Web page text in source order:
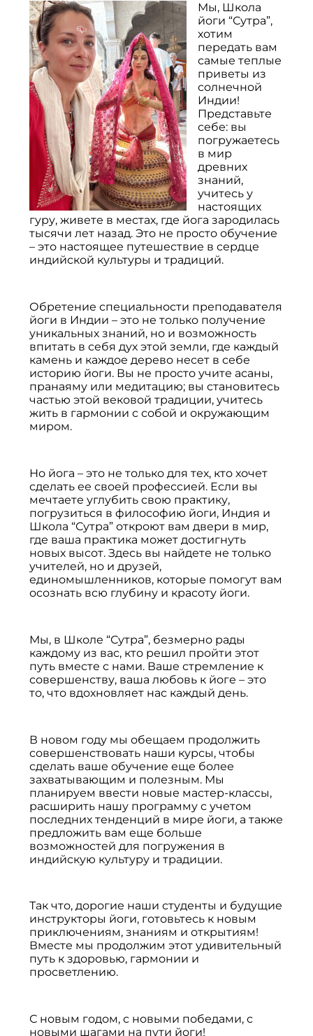
Мы, Школа
йоги “Сутра”,
хотим
передать вам
самые теплые
приветы из
солнечной
Индии!
Представьте
себе: вы
погружаетесь
в мир
древних
знаний,
учитесь у
настоящих
гуру, живете в местах, где йога зародилась
тысячи лет назад. Это не просто обучение
– это настоящее путешествие в сердце
индийской культуры и традиций.
Обретение специальности преподавателя
йоги в Индии – это не только получение
уникальных знаний, но и возможность
впитать в себя дух этой земли, где каждый
камень и каждое дерево несет в себе
историю йоги. Вы не просто учите асаны,
пранаяму или медитацию; вы становитесь
частью этой вековой традиции, учитесь
жить в гармонии с собой и окружающим
миром.
Но йога – это не только для тех, кто хочет
сделать ее своей профессией. Если вы
мечтаете углубить свою практику,
погрузиться в философию йоги, Индия и
Школа “Сутра” откроют вам двери в мир,
где ваша практика может достигнуть
новых высот. Здесь вы найдете не только
учителей, но и друзей,
единомышленников, которые помогут вам
осознать всю глубину и красоту йоги.
Мы, в Школе “Сутра”, безмерно рады
каждому из вас, кто решил пройти этот
путь вместе с нами. Ваше стремление к
совершенству, ваша любовь к йоге – это
то, что вдохновляет нас каждый день.
В новом году мы обещаем продолжить
совершенствовать наши курсы, чтобы
сделать ваше обучение еще более
захватывающим и полезным. Мы
планируем ввести новые мастер-классы,
расширить нашу программу с учетом
последних тенденций в мире йоги, а также
предложить вам еще больше
возможностей для погружения в
индийскую культуру и традиции.
Так что, дорогие наши студенты и будущие
инструкторы йоги, готовьтесь к новым
приключениям, знаниям и открытиям!
Вместе мы продолжим этот удивительный
путь к здоровью, гармонии и
просветлению.
С новым годом, с новыми победами, с
новыми шагами на пути йоги!